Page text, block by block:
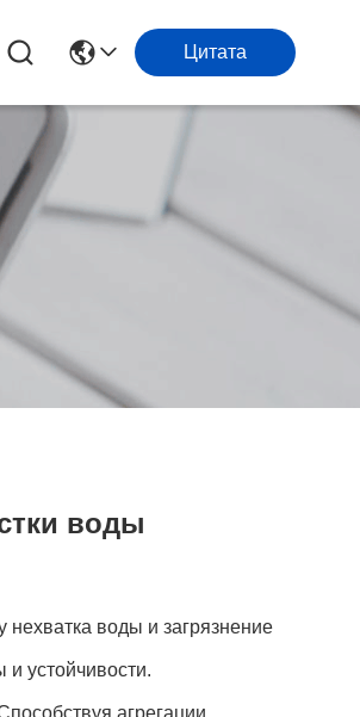
Цитата
воды
воды и загрязнение
устойчивости.
агрегации